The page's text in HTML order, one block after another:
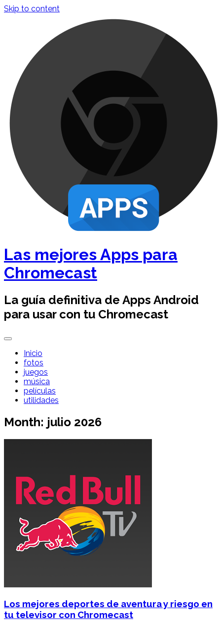
Skip to content
Las mejores Apps para
Chromecast
La guía definitiva de Apps Android
para usar con tu Chromecast
Inicio
fotos
juegos
música
películas
utilidades
Month: julio 2026
Los mejores deportes de aventura y riesgo en
tu televisor con Chromecast